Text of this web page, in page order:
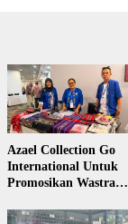
Azael Collection Go
International Untuk
Promosikan Wastra
Maluku di Darwin